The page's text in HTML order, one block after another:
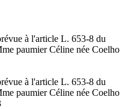
à l'article L. 653-8 du
paumier Céline née Coelho
à l'article L. 653-8 du
paumier Céline née Coelho